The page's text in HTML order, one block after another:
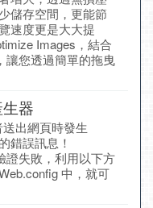
儲存空間，更能節
速度更是大大提
Images，結合
讓您透過簡單的拖曳
器
出網頁時發生
錯誤訊息！
證失敗，利用以下方
中，就可